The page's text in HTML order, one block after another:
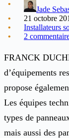
Jade
21 octobre
Installateurs
2
FRANCK
d’équipements
propose
Les équipes
types de
mais aussi des